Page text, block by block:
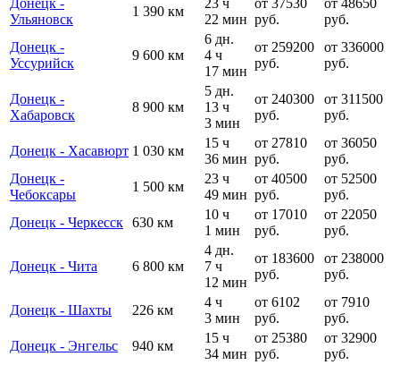
Донецк -
Ульяновск
1 390 км
23 ч
22 мин
от 37530
руб.
от 48650
руб.
Донецк -
Уссурийск
9 600 км
6 дн.
4 ч
17 мин
от 259200
руб.
от 336000
руб.
Донецк -
Хабаровск
8 900 км
5 дн.
13 ч
3 мин
от 240300
руб.
от 311500
руб.
Донецк - Хасавюрт 1 030 км
15 ч
36 мин
от 27810
руб.
от 36050
руб.
Донецк -
Чебоксары
1 500 км
23 ч
49 мин
от 40500
руб.
от 52500
руб.
Донецк - Черкесск 630 км
10 ч
1 мин
от 17010
руб.
от 22050
руб.
Донецк - Чита 6 800 км
4 дн.
7 ч
12 мин
от 183600
руб.
от 238000
руб.
Донецк - Шахты 226 км
4 ч
3 мин
от 6102
руб.
от 7910
руб.
Донецк - Энгельс
940 км
15 ч
34 мин
от 25380
руб.
от 32900
руб.